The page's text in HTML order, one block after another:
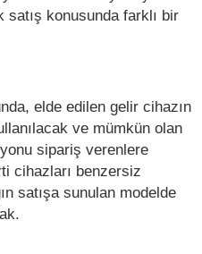
satış konusunda farklı bir
elde edilen gelir cihazın
ve mümkün olan
sipariş verenlere
cihazları benzersiz
satışa sunulan modelde